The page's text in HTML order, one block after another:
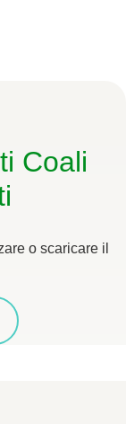
Coali
o scaricare il